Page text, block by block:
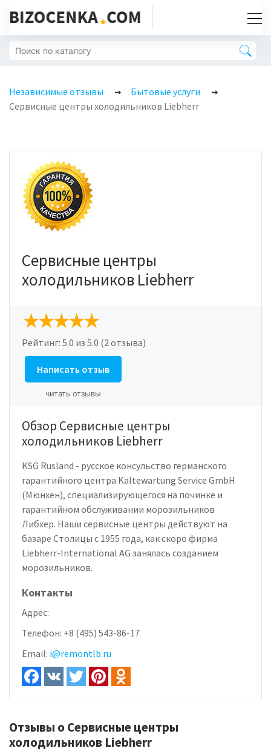
Независимые отзывы
Бытовые услуги
Сервисные центры холодильников Liebherr
Сервисные центры
холодильников Liebherr
Рейтинг: 5.0 из 5.0 (2 отзыва)
Написать отзыв
читать отзывы
Обзор Сервисные центры
холодильников Liebherr
KSG Rusland - русское консульство германского
гарантийного центра Kaltewartung Service GmbH
(Мюнхен), специализирующегося на починке и
гарантийном обслуживании морозильников
Либхер. Наши сервисные центры действуют на
базаре Столицы с 1955 года, как скоро фирма
Liebherr-International AG занялась созданием
морозильников.
Контакты
Адрес:
Телефон: +8 (495) 543-86-17
Email: i@remontlb.ru
Отзывы о Сервисные центры
холодильников Liebherr